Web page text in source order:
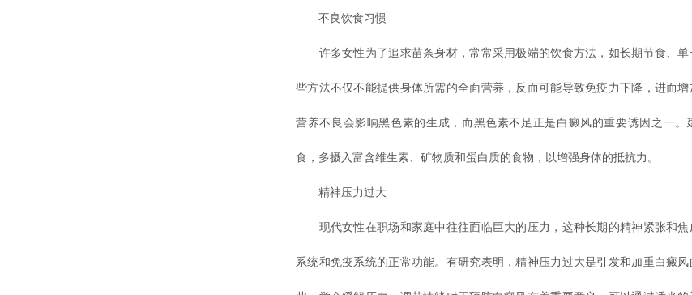
不良饮食习惯
许多女性为了追求苗条身材，常常采用极端的饮食方法，如长期节食、单
些方法不仅不能提供身体所需的全面营养，反而可能导致免疫力下降，进而增
营养不良会影响黑色素的生成，而黑色素不足正是白癜风的重要诱因之一。
食，多摄入富含维生素、矿物质和蛋白质的食物，以增强身体的抵抗力。
精神压力过大
现代女性在职场和家庭中往往面临巨大的压力，这种长期的精神紧张和焦
系统和免疫系统的正常功能。有研究表明，精神压力过大是引发和加重白癜